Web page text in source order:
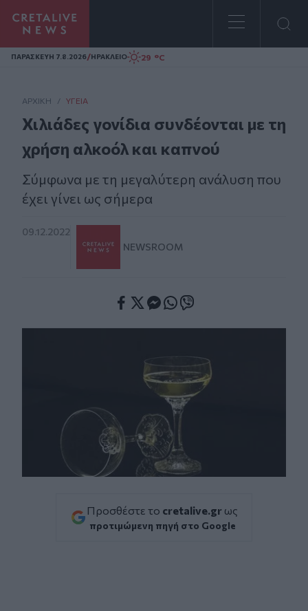
Homepage
ΠΑΡΑΣΚΕΥΗ 7.8.2026/ΗΡΑΚΛΕΙΟ 29 °C
ΑΡΧΙΚΗ / ΥΓΕΊΑ
Χιλιάδες γονίδια συνδέονται με τη
χρήση αλκοόλ και καπνού
Σύμφωνα με τη μεγαλύτερη ανάλυση που
έχει γίνει ως σήμερα
09.12.2022
NEWSROOM
Προσθέστε το cretalive.gr ως
προτιμώμενη πηγή στο Google